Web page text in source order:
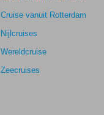
Cruise vanuit Rotterdam
Nijlcruises
Wereldcruise
Zeecruises